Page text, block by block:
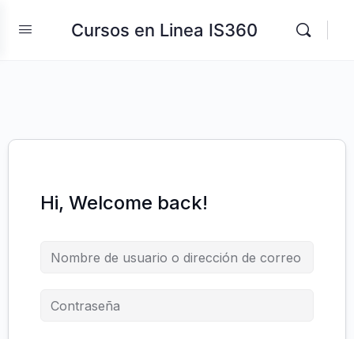
Cursos en Linea IS360
Hi, Welcome back!